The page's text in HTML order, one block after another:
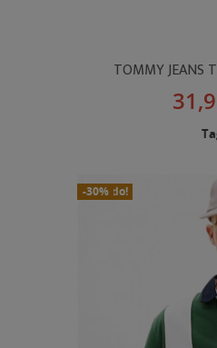
TOMMY JEANS
In Saldo!
Nuovo
-30%